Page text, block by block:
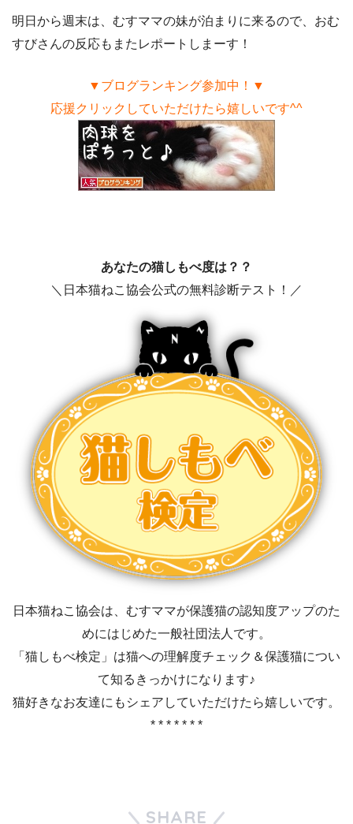
明日から週末は、むすママの妹が泊まりに来るので、おむ
すびさんの反応もまたレポートしまーす！
▼ブログランキング参加中！▼
応援クリックしていただけたら嬉しいです^^
あなたの猫しもべ度は？？
＼日本猫ねこ協会公式の無料診断テスト！／
日本猫ねこ協会は、むすママが保護猫の認知度アップのた
めにはじめた一般社団法人です。
「猫しもべ検定」は猫への理解度チェック＆保護猫につい
て知るきっかけになります♪
猫好きなお友達にもシェアしていただけたら嬉しいです。
* * * * * * *
SHARE